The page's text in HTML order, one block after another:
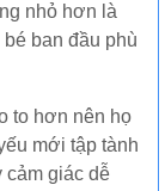
nhỏ hơn là
ban đầu phù
to hơn nên họ
mới tập tành
cảm giác dễ